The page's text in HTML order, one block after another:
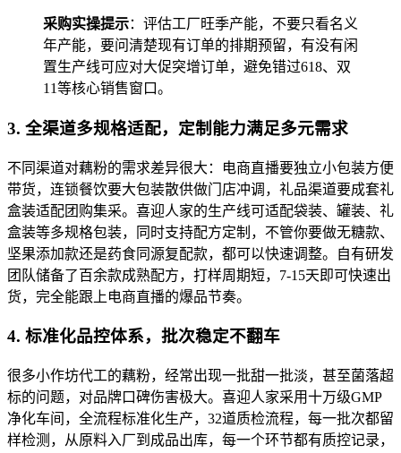
采购实操提示：评估工厂旺季产能，不要只看名义
年产能，要问清楚现有订单的排期预留，有没有闲
置生产线可应对大促突增订单，避免错过618、双
11等核心销售窗口。
3. 全渠道多规格适配，定制能力满足多元需求
不同渠道对藕粉的需求差异很大：电商直播要独立小包装方便
带货，连锁餐饮要大包装散供做门店冲调，礼品渠道要成套礼
盒装适配团购集采。喜迎人家的生产线可适配袋装、罐装、礼
盒装等多规格包装，同时支持配方定制，不管你要做无糖款、
坚果添加款还是药食同源复配款，都可以快速调整。自有研发
团队储备了百余款成熟配方，打样周期短，7-15天即可快速出
货，完全能跟上电商直播的爆品节奏。
4. 标准化品控体系，批次稳定不翻车
很多小作坊代工的藕粉，经常出现一批甜一批淡，甚至菌落超
标的问题，对品牌口碑伤害极大。喜迎人家采用十万级GMP
净化车间，全流程标准化生产，32道质检流程，每一批次都留
样检测，从原料入厂到成品出库，每一个环节都有质控记录，